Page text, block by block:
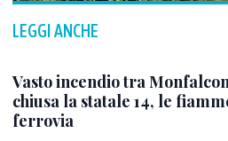
LEGGI ANCHE
Vasto incendio tra
chiusa la statale 14, le
ferrovia